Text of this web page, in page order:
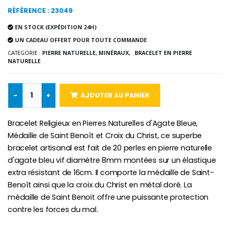
Bougie Neuvaine pour une Guérison - 17.5cm
€4.90 €23.00
RÉFÉRENCE : 23049
EN STOCK (EXPÉDITION 24H)
UN CADEAU OFFERT POUR TOUTE COMMANDE
CATEGORIE : PIERRE NATURELLE, MINÉRAUX, BRACELET EN PIERRE
NATURELLE
- + AJOUTER AU PANIER
Bracelet Religieux en Pierres Naturelles d'Agate Bleue,
Médaille de Saint Benoît et Croix du Christ, ce superbe
bracelet artisanal est fait de 20 perles en pierre naturelle
d'agate bleu vif diamètre 8mm montées sur un élastique
extra résistant de 16cm. Il comporte la médaille de Saint-
Benoît ainsi que la croix du Christ en métal doré. La
médaille de Saint Benoit offre une puissante protection
contre les forces du mal.